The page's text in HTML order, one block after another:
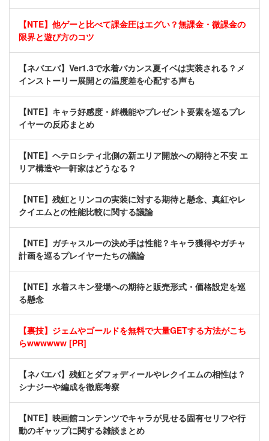
【NTE】他ゲーと比べて課金圧はエグい？無課金・微課金の
限界と遊び方のコツ
【ネバエバ】Ver1.3で水着バカンス夏イベは実装される？メ
インストーリー展開との温度差を心配する声も
【NTE】キャラ好感度・絆機能やプレゼント要素を巡るプレ
イヤーの反応まとめ
【NTE】ヘテロシティ北側の新エリア開放への期待と不安 エ
リア構造や一軒家はどうなる？
【NTE】残虹とリンコの実装に対する期待と懸念、真紅やレ
クイエムとの性能比較に関する議論
【NTE】ガチャスルーの決め手は性能？キャラ獲得やガチャ
計画を巡るプレイヤーたちの議論
【NTE】水着スキン登場への期待と販売形式・価格設定を巡
る懸念
【裏技】ジェムやゴールドを無料で大量GETする方法がこち
らwwwwww [PR]
【ネバエバ】残虹とダフォディールやレクイエムの相性は？
シナジーや編成を徹底考察
【NTE】映画館コンテンツでキャラが見せる固有セリフや行
動のギャップに関する雑談まとめ